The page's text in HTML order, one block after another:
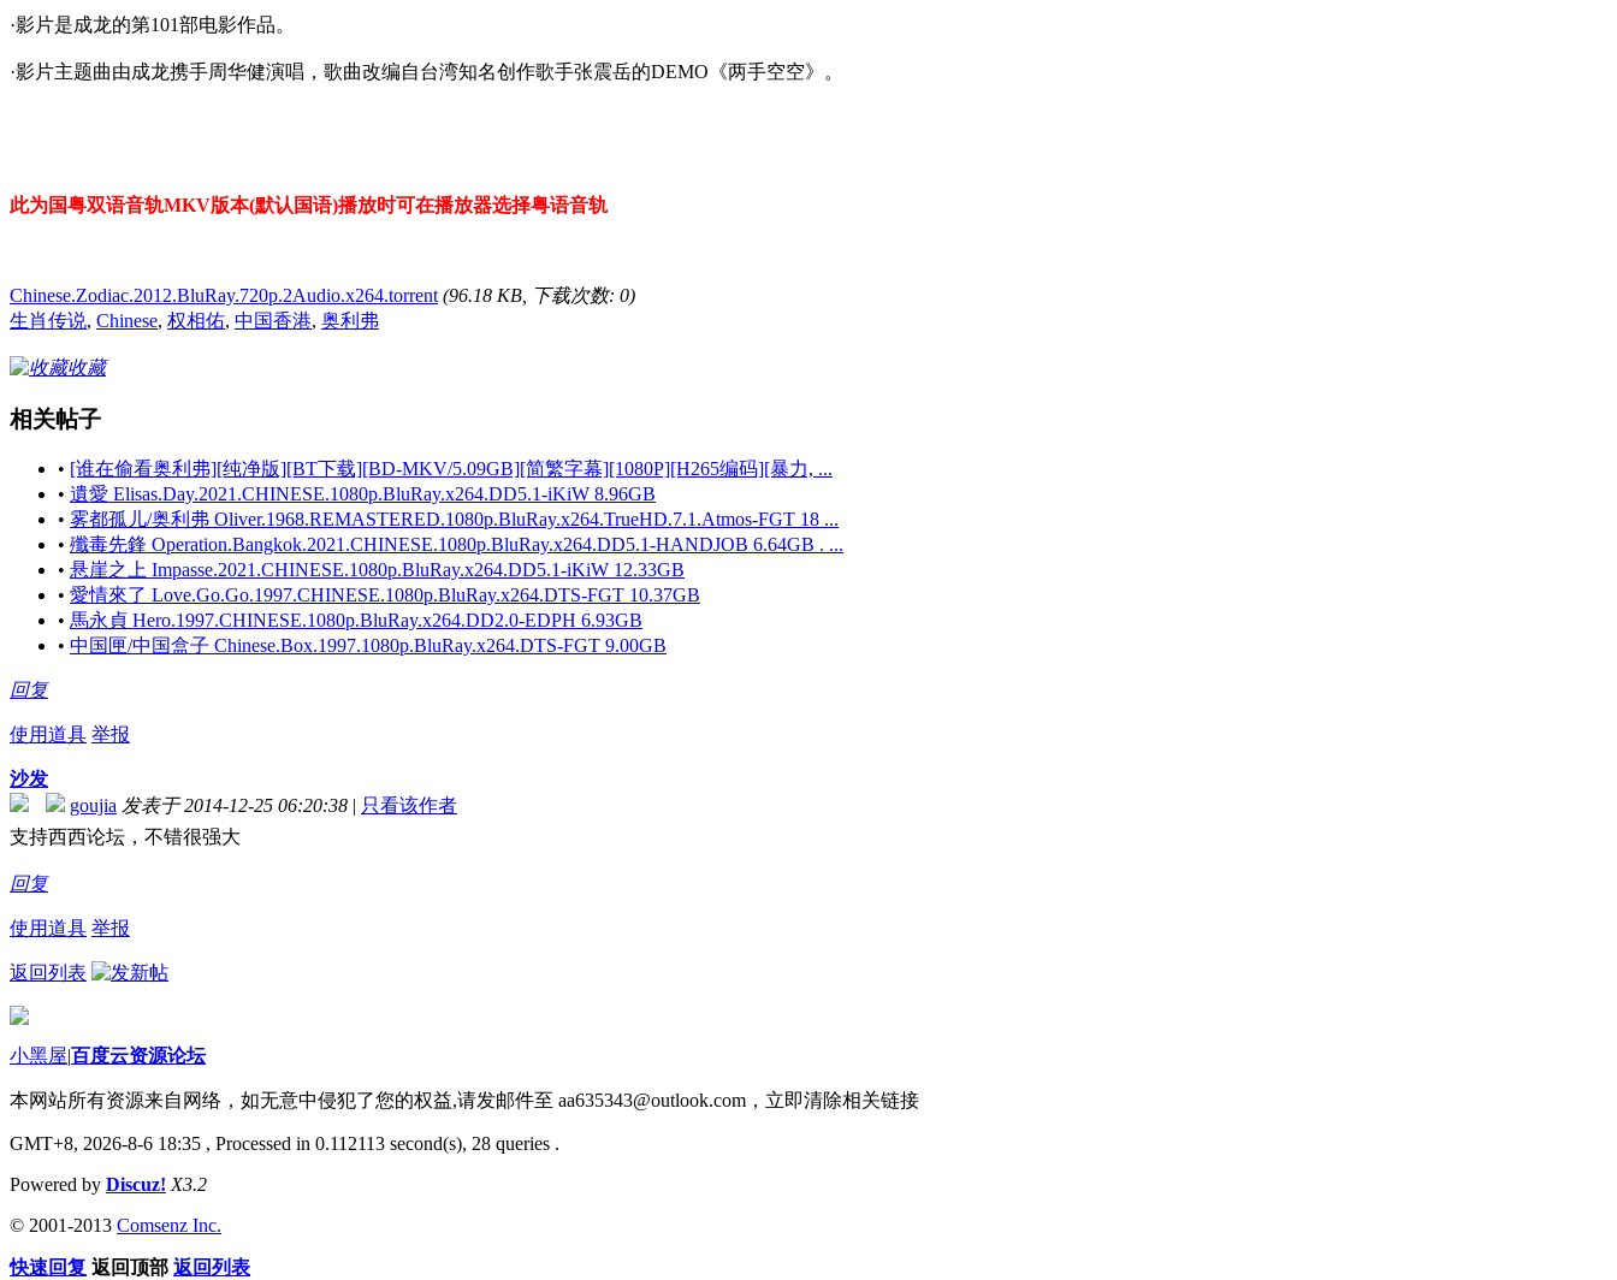
·影片是成龙的第101部电影作品。
·影片主题曲由成龙携手周华健演唱，歌曲改编自台湾知名创作歌手张震岳的DEMO《两手空空》。
此为国粤双语音轨MKV版本(默认国语)播放时可在播放器选择粤语音轨
Chinese.Zodiac.2012.BluRay.720p.2Audio.x264.torrent (96.18 KB, 下载次数: 0)
生肖传说, Chinese, 权相佑, 中国香港, 奥利弗
收藏
相关帖子
• [谁在偷看奥利弗][纯净版][BT下载][BD-MKV/5.09GB][简繁字幕][1080P][H265编码][暴力, ...
• 遺愛 Elisas.Day.2021.CHINESE.1080p.BluRay.x264.DD5.1-iKiW 8.96GB
• 雾都孤儿/奥利弗 Oliver.1968.REMASTERED.1080p.BluRay.x264.TrueHD.7.1.Atmos-FGT 18 ...
• 殲毒先鋒 Operation.Bangkok.2021.CHINESE.1080p.BluRay.x264.DD5.1-HANDJOB 6.64GB . ...
• 悬崖之上 Impasse.2021.CHINESE.1080p.BluRay.x264.DD5.1-iKiW 12.33GB
• 愛情來了 Love.Go.Go.1997.CHINESE.1080p.BluRay.x264.DTS-FGT 10.37GB
• 馬永貞 Hero.1997.CHINESE.1080p.BluRay.x264.DD2.0-EDPH 6.93GB
• 中国匣/中国盒子 Chinese.Box.1997.1080p.BluRay.x264.DTS-FGT 9.00GB
回复
使用道具 举报
沙发
goujia 发表于 2014-12-25 06:20:38 | 只看该作者
支持西西论坛，不错很强大
回复
使用道具 举报
返回列表
小黑屋|百度云资源论坛
本网站所有资源来自网络，如无意中侵犯了您的权益,请发邮件至 aa635343@outlook.com ，立即清除相关链接
GMT+8, 2026-8-6 18:35 , Processed in 0.112113 second(s), 28 queries .
Powered by Discuz! X3.2
© 2001-2013 Comsenz Inc.
快速回复 返回顶部 返回列表